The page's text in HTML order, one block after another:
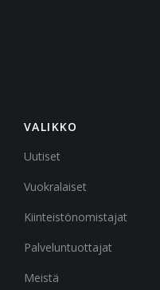
VALIKKO
Uutiset
Vuokralaiset
Kiinteistönomistajat
Palveluntuottajat
Meistä